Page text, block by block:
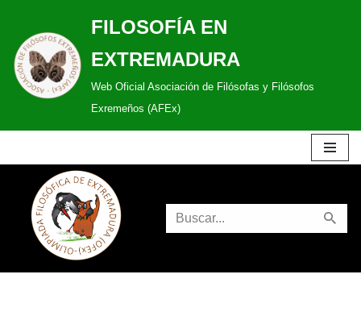
Saltar
al
contenido
FILOSOFÍA EN
EXTREMADURA
Web Oficial Asociación de Filósofas y Filósofos
Exremeños (AFEx)